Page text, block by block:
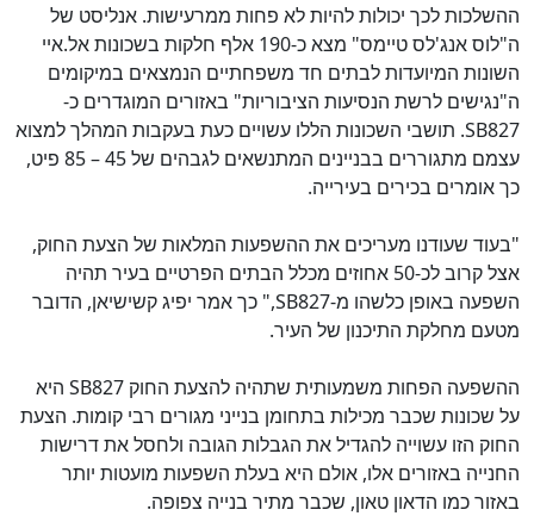
ההשלכות לכך יכולות להיות לא פחות ממרעישות. אנליסט של
ה"לוס אנג'לס טיימס" מצא כ-190 אלף חלקות בשכונות אל.איי
השונות המיועדות לבתים חד משפחתיים הנמצאים במיקומים
ה"נגישים לרשת הנסיעות הציבוריות" באזורים המוגדרים כ-
SB827. תושבי השכונות הללו עשויים כעת בעקבות המהלך למצוא
עצמם מתגוררים בבניינים המתנשאים לגבהים של 45 – 85 פיט,
כך אומרים בכירים בעירייה.
"בעוד שעודנו מעריכים את ההשפעות המלאות של הצעת החוק,
אצל קרוב לכ-50 אחוזים מכלל הבתים הפרטיים בעיר תהיה
השפעה באופן כלשהו מ-,SB827" כך אמר יפיג קשישיאן, הדובר
מטעם מחלקת התיכנון של העיר.
ההשפעה הפחות משמעותית שתהיה להצעת החוק SB827 היא
על שכונות שכבר מכילות בתחומן בנייני מגורים רבי קומות. הצעת
החוק הזו עשוייה להגדיל את הגבלות הגובה ולחסל את דרישות
החנייה באזורים אלו, אולם היא בעלת השפעות מועטות יותר
באזור כמו הדאון טאון, שכבר מתיר בנייה צפופה.